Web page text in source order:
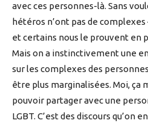
avec ces personnes-là. Sans
hétéros n’ont pas de
et certains nous le prouvent en
Mais on a instinctivement une
sur les complexes des
être plus marginalisées. Moi, ça
pouvoir partager avec une
LGBT. C’est des discours qu’on